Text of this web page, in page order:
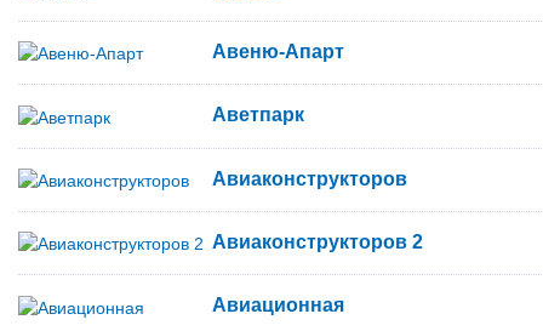
Авеню-Апарт
Аветпарк
Авиаконструкторов
Авиаконструкторов 2
Авиационная